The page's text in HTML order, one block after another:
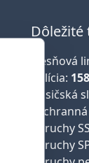
Dôležité
Tiesňová
Polícia: 158
Hasičská
Poruchy
Poruchy